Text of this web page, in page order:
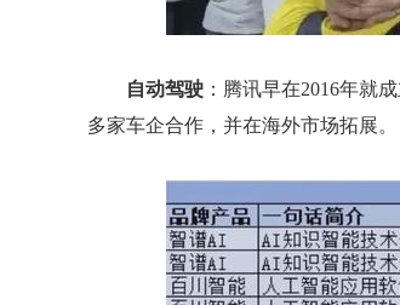
自动驾驶 ：腾讯早在2016年就
多家车企合作，并在海外市场拓展。